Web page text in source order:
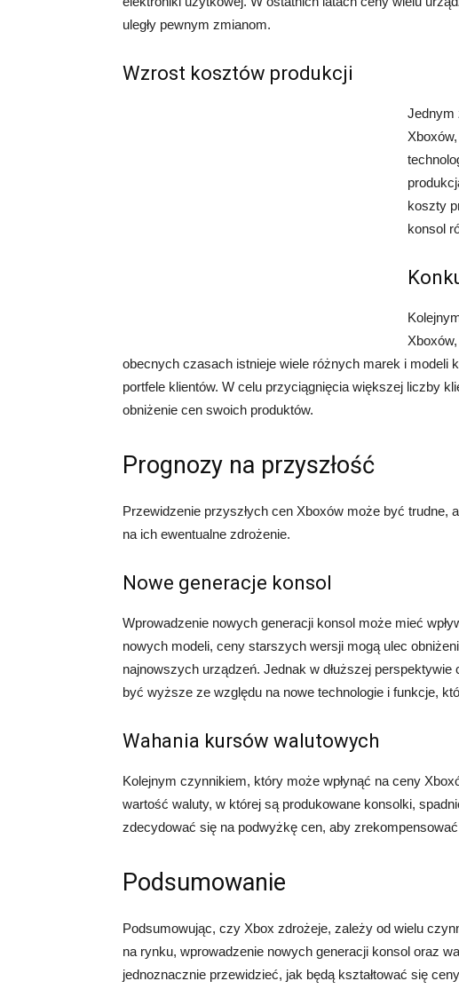
uległy pewnym zmianom.
Wzrost kosztów produkcji
Jednym
koszty
konsol
obecnych czasach istnieje wiele różnych marek i modeli
portfele klientów. W celu przyciągnięcia większej liczby
obniżenie cen swoich produktów.
Prognozy na przyszłość
Przewidzenie przyszłych cen Xboxów może być trudne,
na ich ewentualne zdrożenie.
Nowe generacje konsol
Wprowadzenie nowych generacji konsol może mieć
nowych modeli, ceny starszych wersji mogą ulec
najnowszych urządzeń. Jednak w dłuższej
być wyższe ze względu na nowe technologie i funkcje,
Wahania kursów walutowych
Kolejnym czynnikiem, który może wpłynąć na ceny
wartość waluty, w której są produkowane konsolki,
zdecydować się na podwyżkę cen, aby
Podsumowanie
Podsumowując, czy Xbox zdrożeje, zależy od wielu
na rynku, wprowadzenie nowych generacji konsol oraz
jednoznacznie przewidzieć, jak będą kształtować się